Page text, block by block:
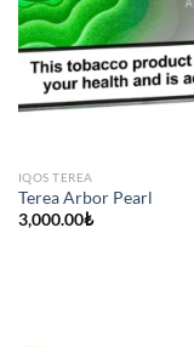
IQOS TEREA
Terea Arbor Pearl
3,000.00₺